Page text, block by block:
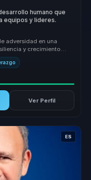
humano que
equipos y lideres.
adversidad en una
y crecimiento
Ver Perfil
ES